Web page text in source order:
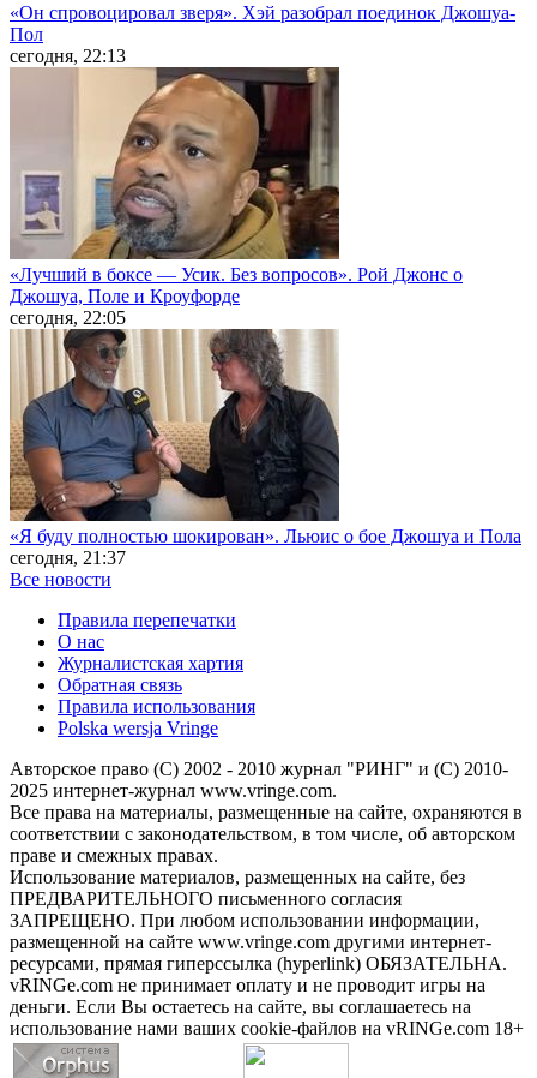
«Он спровоцировал зверя». Хэй разобрал поединок Джошуа-
Пол
сегодня, 22:13
«Лучший в боксе — Усик. Без вопросов». Рой Джонс о
Джошуа, Поле и Кроуфорде
сегодня, 22:05
«Я буду полностью шокирован». Льюис о бое Джошуа и Пола
сегодня, 21:37
Все новости
Правила перепечатки
О нас
Журналистская хартия
Обратная связь
Правила использования
Polska wersja Vringe
Авторское право (С) 2002 - 2010 журнал "РИНГ" и (С) 2010-
2025 интернет-журнал www.vringe.com.
Все права на материалы, размещенные на сайте, охраняются в
соответствии с законодательством, в том числе, об авторском
праве и смежных правах.
Использование материалов, размещенных на сайте, без
ПРЕДВАРИТЕЛЬНОГО письменного согласия
ЗАПРЕЩЕНО. При любом использовании информации,
размещенной на сайте www.vringe.com другими интернет-
ресурсами, прямая гиперссылка (hyperlink) ОБЯЗАТЕЛЬНА.
vRINGe.com не принимает оплату и не проводит игры на
деньги. Если Вы остаетесь на сайте, вы соглашаетесь на
использование нами ваших cookie-файлов на vRINGe.com 18+